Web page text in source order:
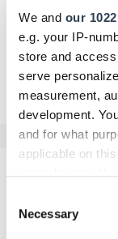
We and our
e.g. your IP-
store and
serve
measurement,
development.
and for what
applicable on
the Privacy
Selection
Necessary
Betriebsführung
Leasing-
zahlen?
Für Leasingnehmer
Rückgabe nicht in
nicht bezahlen.